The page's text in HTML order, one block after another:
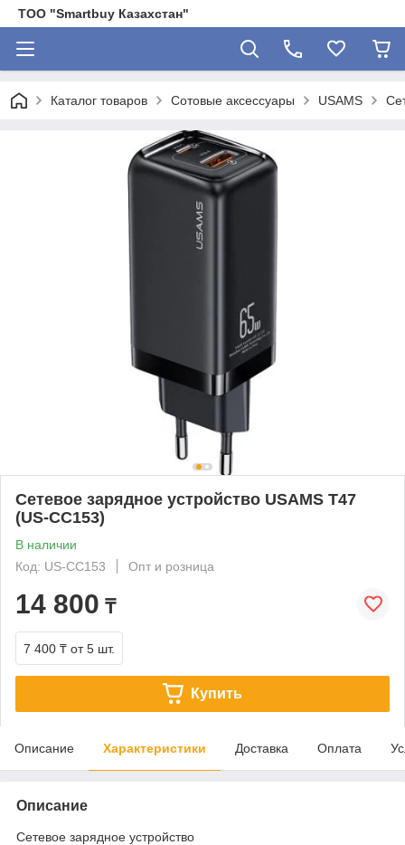
ТОО "Smartbuy Казахстан"
Каталог товаров Сотовые аксессуары USAMS
Сетевое зарядное устройство USAMS T47
(US-CC153)
В наличии
Код: US-CC153
Опт и розница
14 800 ₸
7 400 ₸ от 5 шт.
Купить
Описание Характеристики Доставка Оплата
Описание
Сетевое зарядное устройство